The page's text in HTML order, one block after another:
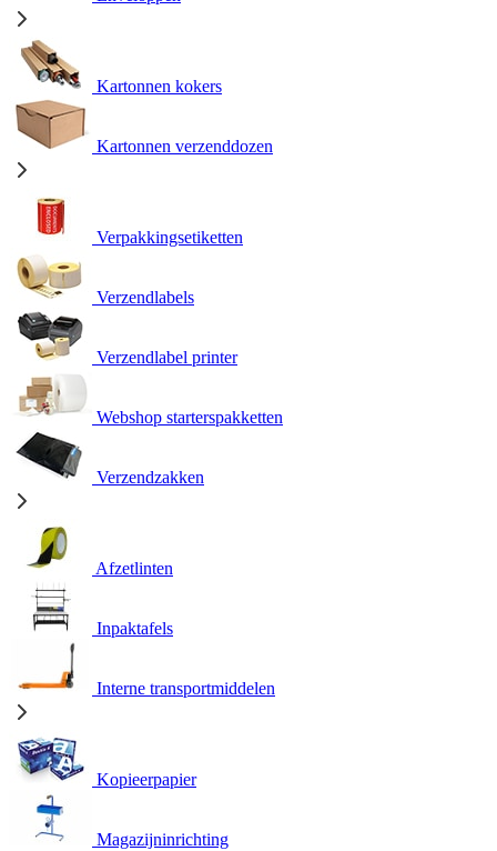
Kartonnen kokers
Kartonnen verzenddozen
Verpakkingsetiketten
Verzendlabels
Verzendlabel printer
Webshop starterspakketten
Verzendzakken
Afzetlinten
Inpaktafels
Interne transportmiddelen
Kopieerpapier
Magazijninrichting